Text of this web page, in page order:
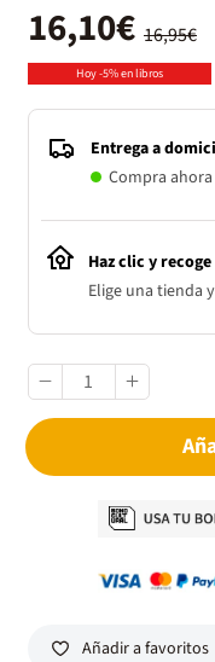
16,95€
16,10€
Hoy -5% en libros
Entrega a
Compra
Haz clic y recoge
Elige una tienda
Añadir a favoritos